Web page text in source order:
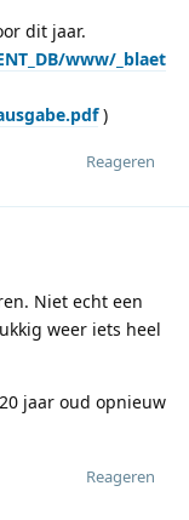
dit jaar.
www/_blaet
)
Reageren
Niet echt een
weer iets heel
jaar oud opnieuw
Reageren